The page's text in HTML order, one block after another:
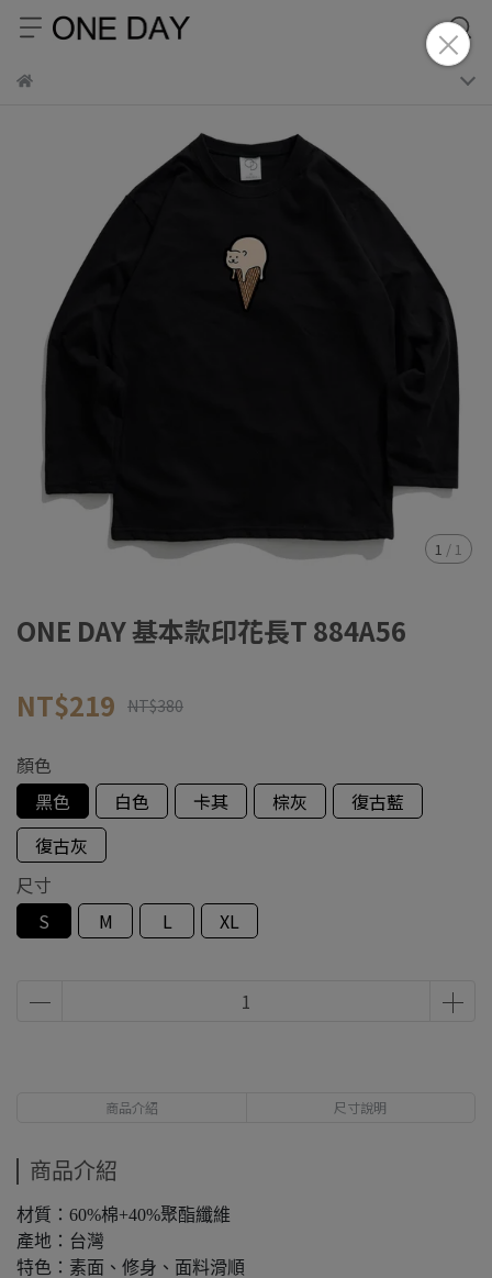
1 / 1
ONE DAY 基本款印花長T 884A56
NT$219 NT$380
顏色
黑色
白色 卡其 棕灰
復古藍
復古灰
尺寸
S
M L XL
商品介紹 尺寸說明
商品介紹
材質：60%棉+40%聚酯纖維
產地：台灣
特色：素面、修身、面料滑順